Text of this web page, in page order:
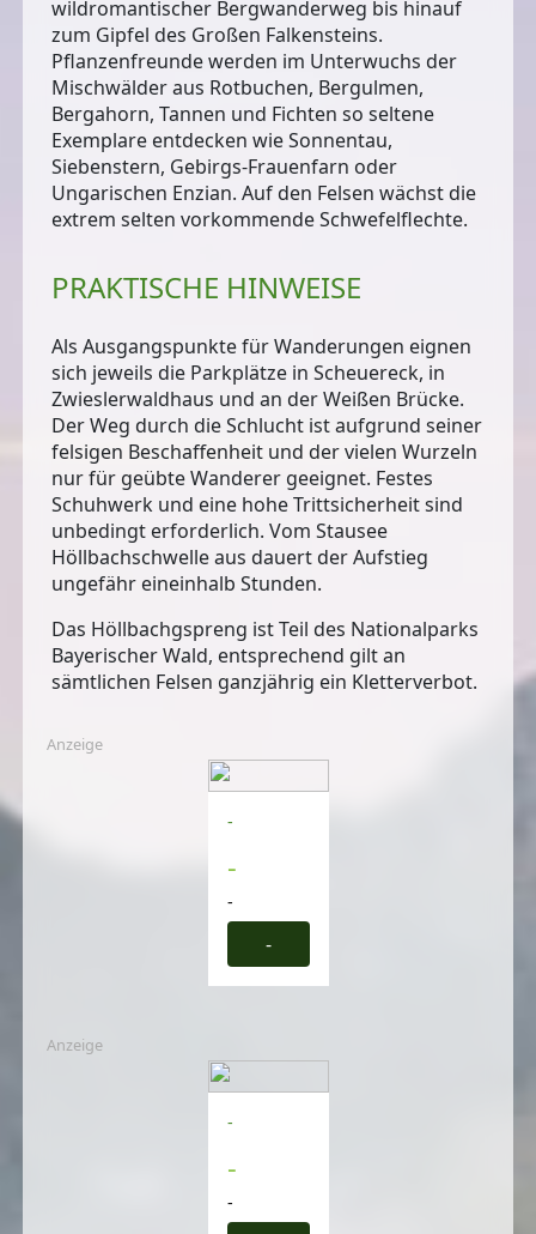
wildromantischer Bergwanderweg bis hinauf
zum Gipfel des Großen Falkensteins.
Pflanzenfreunde werden im Unterwuchs der
Mischwälder aus Rotbuchen, Bergulmen,
Bergahorn, Tannen und Fichten so seltene
Exemplare entdecken wie Sonnentau,
Siebenstern, Gebirgs-Frauenfarn oder
Ungarischen Enzian. Auf den Felsen wächst die
extrem selten vorkommende Schwefelflechte.
PRAKTISCHE HINWEISE
Als Ausgangspunkte für Wanderungen eignen
sich jeweils die Parkplätze in Scheuereck, in
Zwieslerwaldhaus und an der Weißen Brücke.
Der Weg durch die Schlucht ist aufgrund seiner
felsigen Beschaffenheit und der vielen Wurzeln
nur für geübte Wanderer geeignet. Festes
Schuhwerk und eine hohe Trittsicherheit sind
unbedingt erforderlich. Vom Stausee
Höllbachschwelle aus dauert der Aufstieg
ungefähr eineinhalb Stunden.
Das Höllbachgspreng ist Teil des Nationalparks
Bayerischer Wald, entsprechend gilt an
sämtlichen Felsen ganzjährig ein Kletterverbot.
Anzeige
-
-
-
-
Anzeige
-
-
-